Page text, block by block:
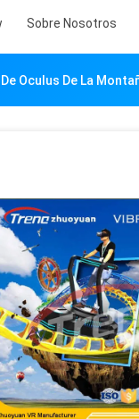
Sobre Nosotros
Oculus De La